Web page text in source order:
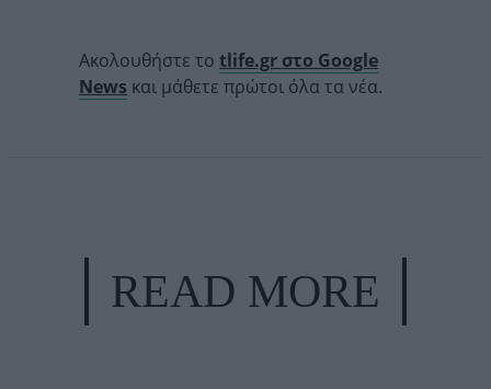
Ακολουθήστε το tlife.gr στο Google
News και μάθετε πρώτοι όλα τα νέα.
READ MORE